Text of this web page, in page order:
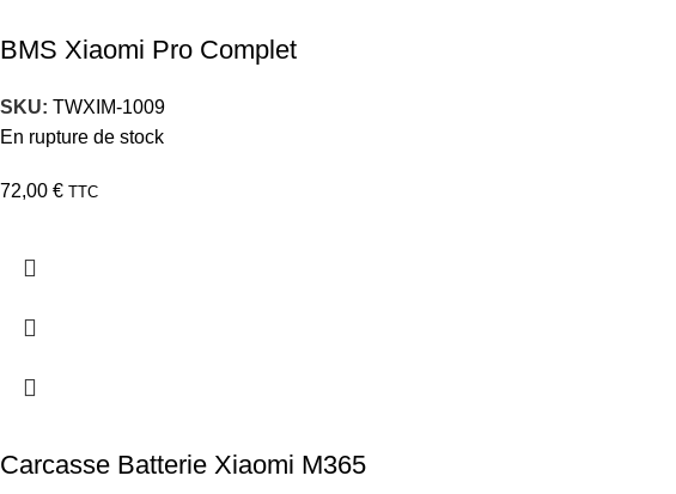
BMS Xiaomi Pro Complet
SKU: TWXIM-1009
En rupture de stock
72,00 € TTC
Carcasse Batterie Xiaomi M365